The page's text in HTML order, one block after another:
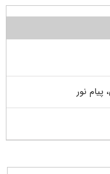
پیام نور